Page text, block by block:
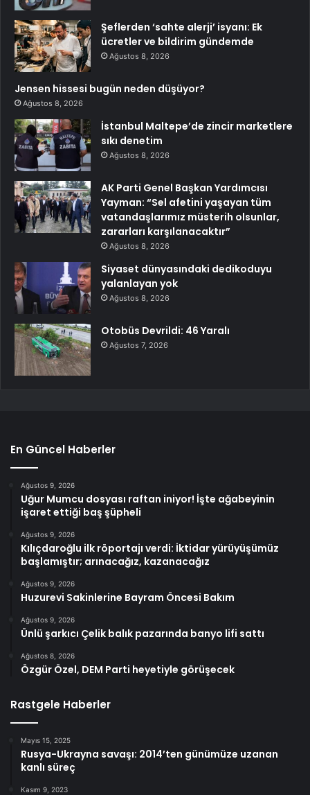
Şeflerden ‘sahte alerji’ isyanı: Ek
ücretler ve bildirim gündemde
Ağustos 8, 2026
Jensen hissesi bugün neden düşüyor?
Ağustos 8, 2026
İstanbul Maltepe’de zincir marketlere
sıkı denetim
Ağustos 8, 2026
AK Parti Genel Başkan Yardımcısı
Yayman: “Sel afetini yaşayan tüm
vatandaşlarımız müsterih olsunlar,
zararları karşılanacaktır”
Ağustos 8, 2026
Siyaset dünyasındaki dedikoduyu
yalanlayan yok
Ağustos 8, 2026
Otobüs Devrildi: 46 Yaralı
Ağustos 7, 2026
En Güncel Haberler
Ağustos 9, 2026
Uğur Mumcu dosyası raftan iniyor! İşte ağabeyinin
işaret ettiği baş şüpheli
Ağustos 9, 2026
Kılıçdaroğlu ilk röportajı verdi: İktidar yürüyüşümüz
başlamıştır; arınacağız, kazanacağız
Ağustos 9, 2026
Huzurevi Sakinlerine Bayram Öncesi Bakım
Ağustos 9, 2026
Ünlü şarkıcı Çelik balık pazarında banyo lifi sattı
Ağustos 8, 2026
Özgür Özel, DEM Parti heyetiyle görüşecek
Rastgele Haberler
Mayıs 15, 2025
Rusya-Ukrayna savaşı: 2014’ten günümüze uzanan
kanlı süreç
Kasım 9, 2023